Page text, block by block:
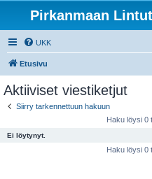
Pirkanmaan
UKK
Etusivu
Aktiiviset viestiketjut
Siirry tarkennettuun hakuun
Haku löysi 0
Ei löytynyt.
Haku löysi 0